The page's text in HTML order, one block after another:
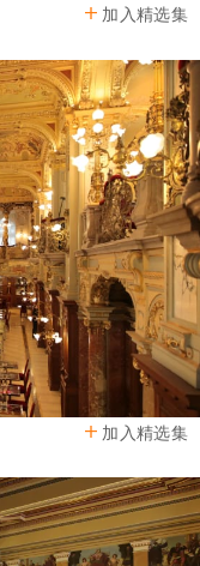
加入精选集
加入精选集